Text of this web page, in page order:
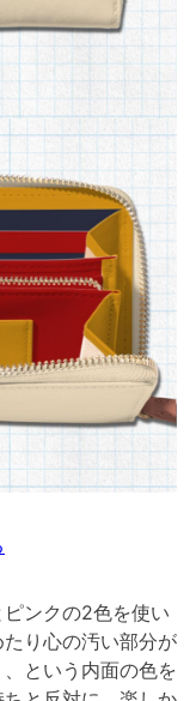
ピンクの2色を使い
り心の汚い部分が
という内面の色を